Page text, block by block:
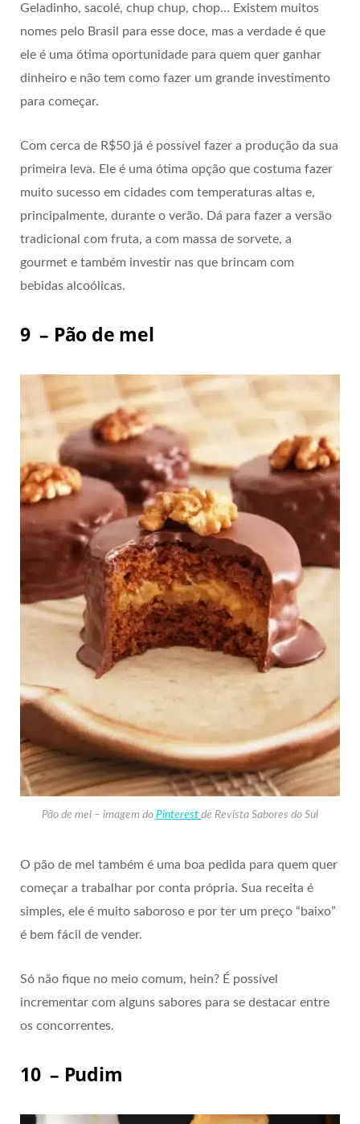
Geladinho, sacolé, chup chup, chop… Existem muitos
nomes pelo Brasil para esse doce, mas a verdade é que
ele é uma ótima oportunidade para quem quer ganhar
dinheiro e não tem como fazer um grande investimento
para começar.
Com cerca de R$50 já é possível fazer a produção da sua
primeira leva. Ele é uma ótima opção que costuma fazer
muito sucesso em cidades com temperaturas altas e,
principalmente, durante o verão. Dá para fazer a versão
tradicional com fruta, a com massa de sorvete, a
gourmet e também investir nas que brincam com
bebidas alcoólicas.
9 – Pão de mel
Pão de mel – imagem do Pinterest de Revista Sabores do Sul
O pão de mel também é uma boa pedida para quem quer
começar a trabalhar por conta própria. Sua receita é
simples, ele é muito saboroso e por ter um preço “baixo”
é bem fácil de vender.
Só não fique no meio comum, hein? É possível
incrementar com alguns sabores para se destacar entre
os concorrentes.
10 – Pudim